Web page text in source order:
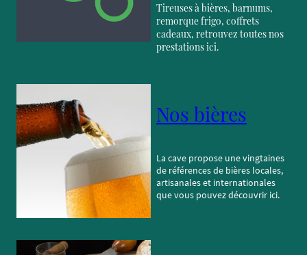
Tireuses à bières, barnums,
remorque frigo, coffrets
cadeaux, retrouvez toutes nos
prestations ici.
Nos bières
La cave propose une vingtaines
de références de bières locales,
artisanales et internationales
que vous pouvez découvrir ici.